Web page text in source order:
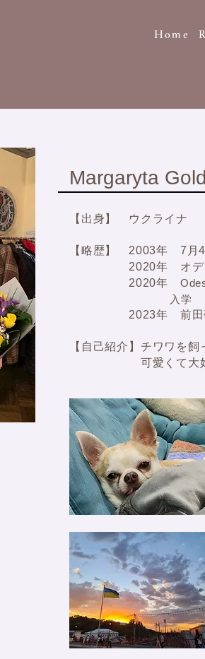
Home
Margaryta
【出身】 ウクライナ
【略歴】 2003年 7月4
2020年 オデッ
2020年
入学
2023年 前
【自己紹介】チワワを
可愛くて大好き